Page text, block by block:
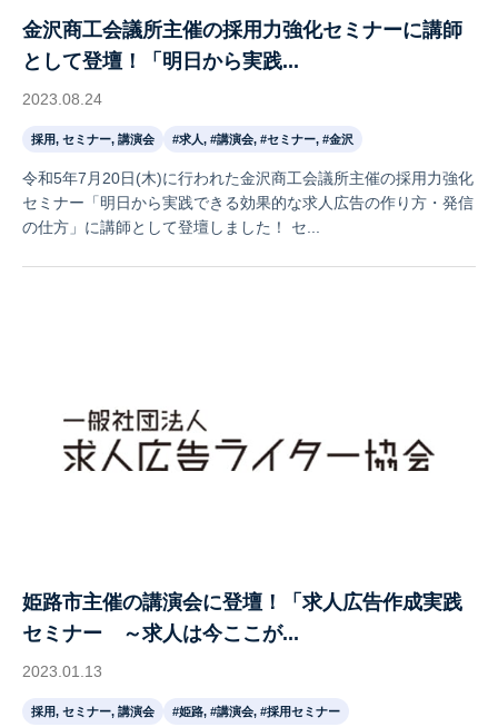
金沢商工会議所主催の採用力強化セミナーに講師
として登壇！「明日から実践...
2023.08.24
採用, セミナー, 講演会 #求人, #講演会, #セミナー, #金沢
令和5年7月20日(木)に行われた金沢商工会議所主催の採用力強化
セミナー「明日から実践できる効果的な求人広告の作り方・発信
の仕方」に講師として登壇しました！ セ...
姫路市主催の講演会に登壇！「求人広告作成実践
セミナー ～求人は今ここが...
2023.01.13
採用, セミナー, 講演会 #姫路, #講演会, #採用セミナー